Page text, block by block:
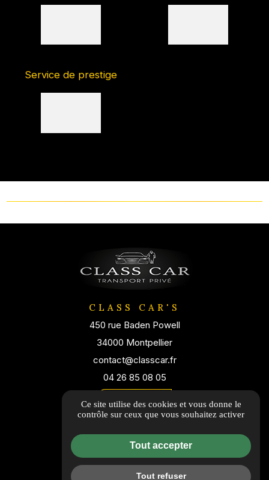
Service de prestige
CLASS CAR'S
450 rue Baden Powell
34000 Montpellier
contact@classcar.fr
04 26 85 08 05
Itinéraire
Ce site utilise des cookies et vous donne le
contrôle sur ceux que vous souhaitez activer
Tout accepter
Tout refuser